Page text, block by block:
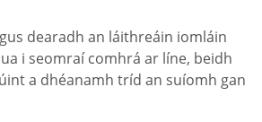
dearadh an láithreáin iomláin
i seomraí comhrá ar líne, beidh
a dhéanamh tríd an suíomh gan